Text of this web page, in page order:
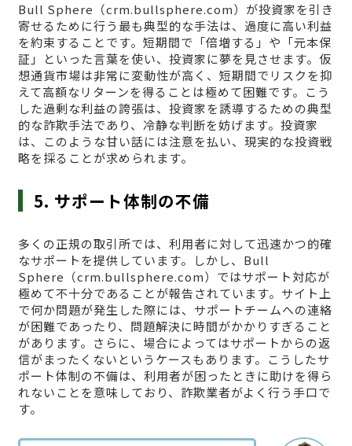
Bull Sphere（crm.bullsphere.com）が投資家を引き
寄せるために行う最も典型的な手法は、過度に高い利益
を約束することです。短期間で「倍増する」や「元本保
証」といった言葉を使い、投資家に夢を見させます。仮
想通貨市場は非常に変動性が高く、短期間でリスクを抑
えて高額なリターンを得ることは極めて困難です。こう
した過剰な利益の誇張は、投資家を誘導するための典型
的な詐欺手法であり、冷静な判断を妨げます。投資家
は、このような甘い話には注意を払い、現実的な投資戦
略を採ることが求められます。
5. サポート体制の不備
多くの正規の取引所では、利用者に対して迅速かつ的確
なサポートを提供しています。しかし、Bull
Sphere（crm.bullsphere.com）ではサポート対応が
極めて不十分であることが報告されています。サイト上
で何か問題が発生した際には、サポートチームへの連絡
が困難であったり、問題解決に時間がかかりすぎること
があります。さらに、場合によってはサポートからの返
信がまったくないというケースもあります。こうしたサ
ポート体制の不備は、利用者が困ったときに助けを得ら
れないことを意味しており、詐欺業者がよく行う手口で
す。